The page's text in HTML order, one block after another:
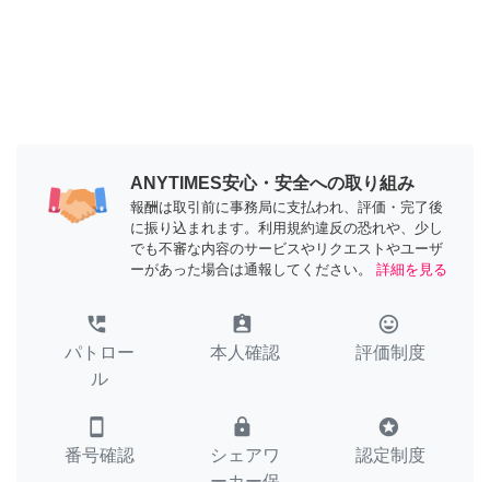
ANYTIMES安心・安全への取り組み
報酬は取引前に事務局に支払われ、評価・完了後
に振り込まれます。利用規約違反の恐れや、少し
でも不審な内容のサービスやリクエストやユーザ
ーがあった場合は通報してください。
詳細を見る
perm_phone_msg
パトロー
ル
assignment_ind
本人確認
tag_faces
評価制度
smartphone
番号確認
lock
シェアワ
stars
認定制度